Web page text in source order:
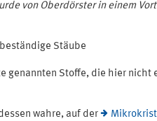
von Oberdörster in einem
Stäube
genannten Stoffe, die hier
wahre, auf der